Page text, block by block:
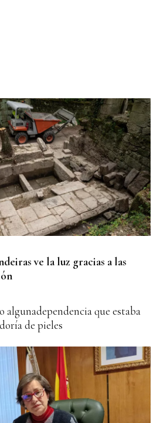
ve la luz gracias a las
algunadependencia que estaba
de pieles